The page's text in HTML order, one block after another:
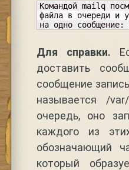
Командой mailq
файла в очереди и
на одно
Для справки.
доставить
сообщение
называется /
очередь, оно
каждого из
обозначающий
который